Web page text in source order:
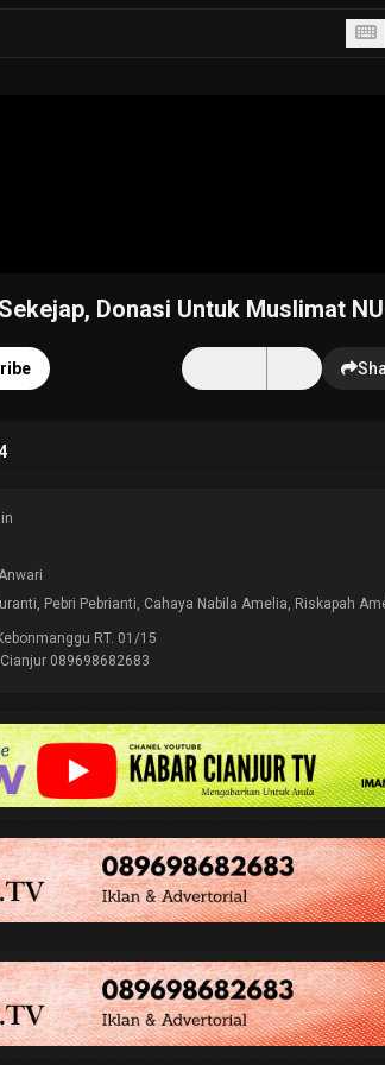
Donasi Untuk Muslimat
Pebri Pebrianti, Cahaya Nabila Amelia, Riskapah
RT. 01/15
089698682683